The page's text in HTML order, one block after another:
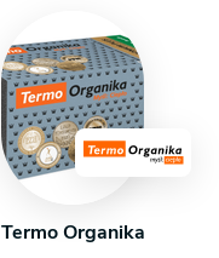
Termo Organika